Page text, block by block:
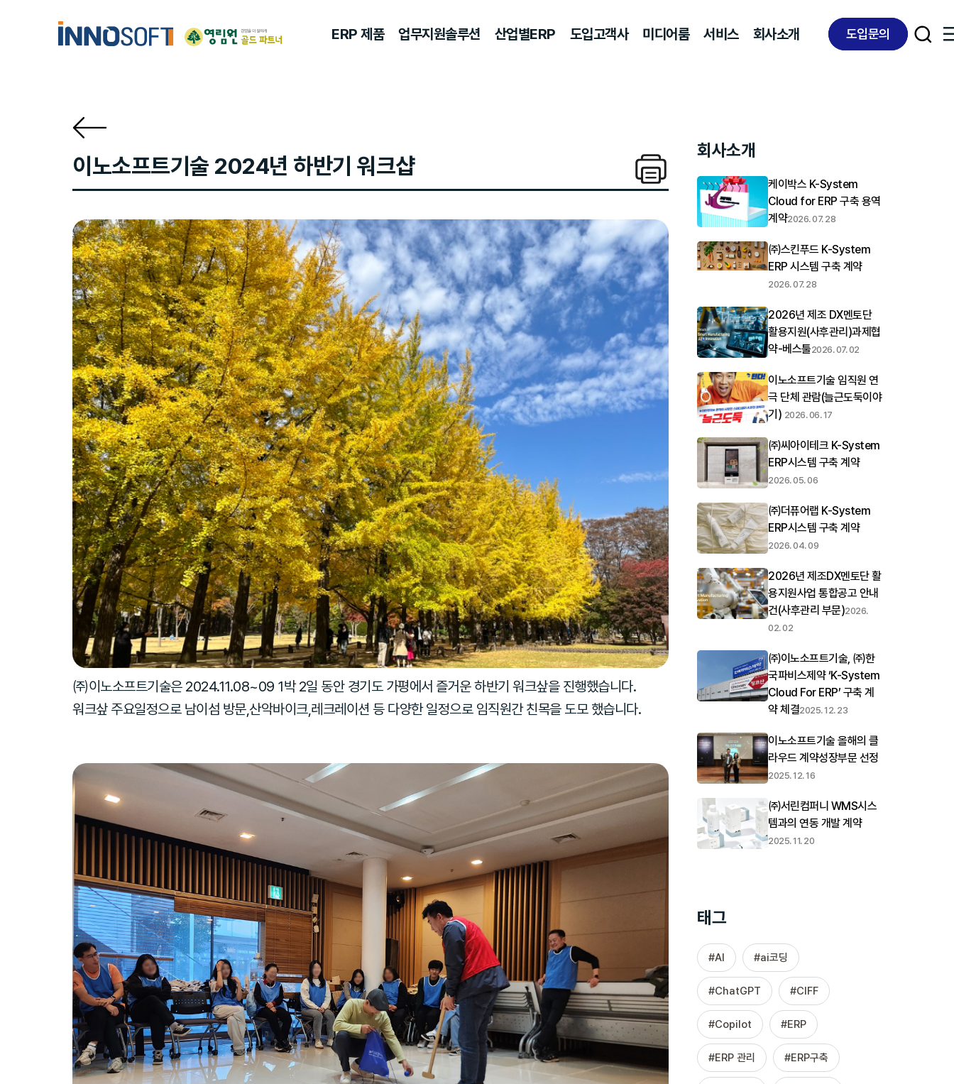
ERP 제품 업무지원솔루션 산업별ERP 도입고객사 미디어룸 서비스 회사소개 도입문의
이노소프트기술 2024년 하반기 워크샵
㈜이노소프트기술은 2024.11.08~09 1박 2일 동안 경기도 가평에서 즐거운 하반기 워크샆을 진행했습니다.
워크샆 주요일정으로 남이섬 방문,산악바이크,레크레이션 등 다양한 일정으로 임직원간 친목을 도모 했습니다.
회사소개
케이박스 K-System
Cloud for ERP 구축 용역
계약2026. 07. 28
㈜스킨푸드 K-System
ERP 시스템 구축 계약
2026. 07. 28
2026년 제조 DX멘토단
활용지원(사후관리)과제협
약-베스툴2026. 07. 02
이노소프트기술 임직원 연
극 단체 관람(늘근도둑이야
기) 2026. 06. 17
㈜씨아이테크 K-System
ERP시스템 구축 계약
2026. 05. 06
㈜더퓨어랩 K-System
ERP시스템 구축 계약
2026. 04. 09
2026년 제조DX멘토단 활
용지원사업 통합공고 안내
건(사후관리 부문)2026.
02. 02
㈜이노소프트기술, ㈜한
국파비스제약 ‘K-System
Cloud For ERP’ 구축 계
약 체결2025. 12. 23
이노소프트기술 올해의 클
라우드 계약성장부문 선정
2025. 12. 16
㈜서린컴퍼니 WMS시스
템과의 연동 개발 계약
2025. 11. 20
태그
AI ai코딩
ChatGPT CIFF
Copilot ERP
ERP 관리 ERP구축